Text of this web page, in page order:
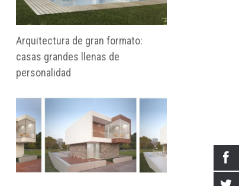
Arquitectura de gran formato:
casas grandes llenas de
personalidad